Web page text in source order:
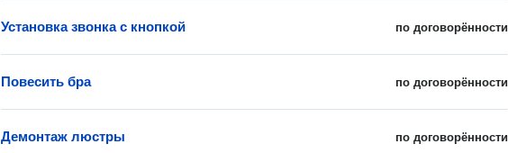
по договорённости
Установка звонка с кнопкой
по договорённости
Повесить бра
по договорённости
Демонтаж люстры